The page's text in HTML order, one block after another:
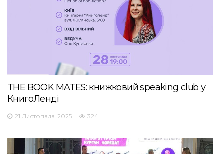
THE BOOK MATES: книжковий speaking club у
КнигоЛенді
21 Листопада, 2025 324